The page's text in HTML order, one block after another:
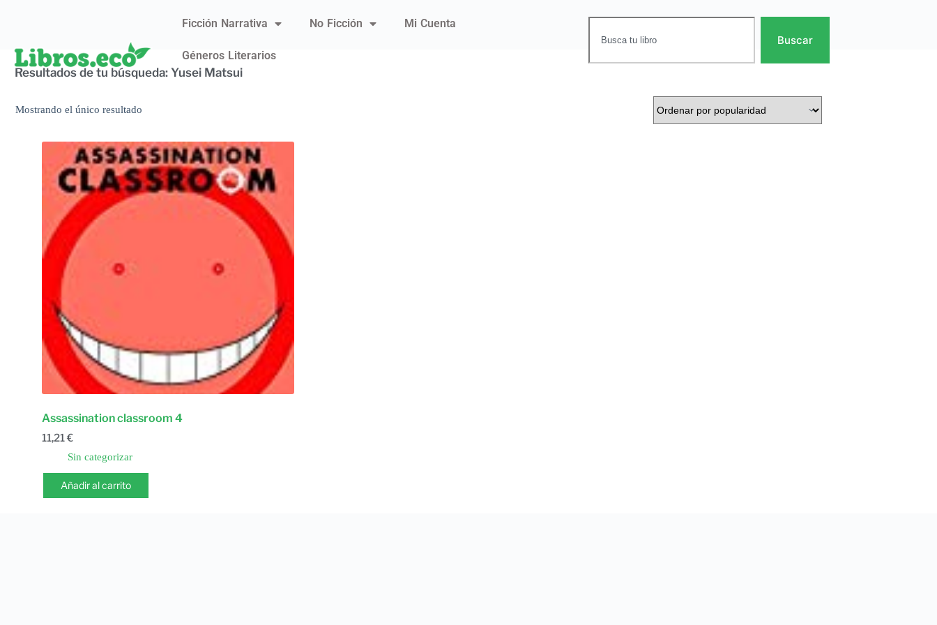
Ficción Narrativa No Ficción Mi Cuenta
Géneros Literarios
Buscar
Resultados de tu búsqueda: Yusei Matsui
Mostrando el único resultado
Assassination classroom 4
11,21€
Sin categorizar
Añadir al carrito